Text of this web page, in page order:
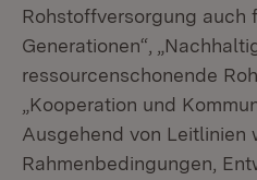
Rohstoffversorgung auch
Generationen“,
ressourcenschonende
„Kooperation und
Ausgehend von Leitlinien
Rahmenbedingungen,